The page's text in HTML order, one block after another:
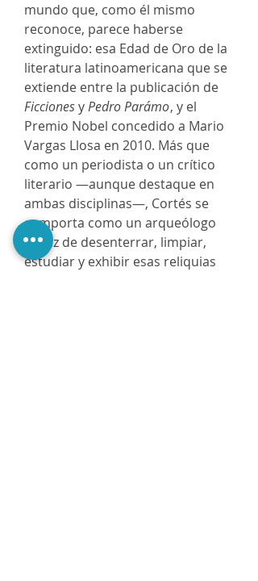
mundo que, como él mismo
reconoce, parece haberse
extinguido: esa Edad de Oro de la
literatura latinoamericana que se
extiende entre la publicación de
FiccionesyPedro Parámo, y el
Premio Nobel concedido a Mario
Vargas Llosa en 2010. Más que
como un periodista o un crítico
literario —aunque destaque en
ambas disciplinas—, Cortés se
comporta como un arqueólogo
capaz de desenterrar, limpiar,
estudiar y exhibir esas reliquias